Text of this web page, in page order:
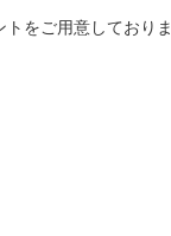
トをご用意しておりま